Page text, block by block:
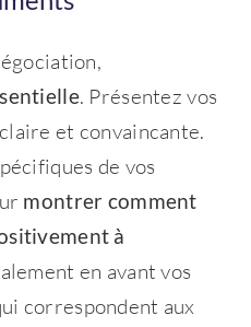
. Présentez vos
et convaincante.
de vos
montrer comment
à
en avant vos
correspondent aux